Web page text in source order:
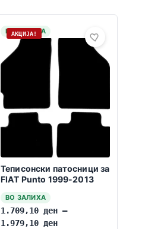
НА ЗАЛИХА
АКЦИЈА!
Теписонски патосници за
FIAT Punto 1999-2013
ВО ЗАЛИХА
1.709,10 ден –
1.979,10 ден